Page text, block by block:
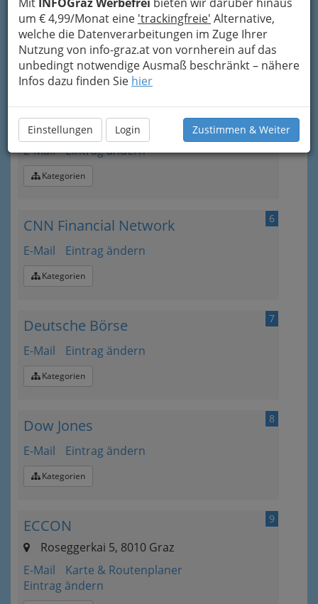
um € 4,99/Monat eine 'trackingfreie' Alternative,
welche die Datenverarbeitungen im Zuge Ihrer
Nutzung von info-graz.at von vornherein auf das
unbedingt notwendige Ausmaß beschränkt – nähere
Infos dazu finden Sie hier
Einstellungen Login Zustimmen & Weiter
4
Businessweek
Webseite Eintrag ändern
Kategorien
5
Chicagoer Mercantile Exchange
E-Mail Eintrag ändern
Kategorien
6
CNN Financial Network
E-Mail Eintrag ändern
Kategorien
7
Deutsche Börse
E-Mail Eintrag ändern
Kategorien
8
Dow Jones
E-Mail Eintrag ändern
Kategorien
9
ECCON
Roseggerkai 5, 8010 Graz
E-Mail
Karte & Routenplaner
Eintrag ändern